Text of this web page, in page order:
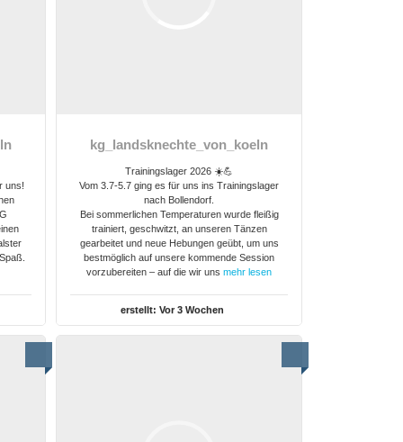
uns!
kg_landsknechte_von_koeln
Trainingslager 2026 ☀️💪
Vom 3.7-5.7 ging es für uns ins Trainingslager
nach Bollendorf.
Bei sommerlichen Temperaturen wurde fleißig
trainiert, geschwitzt, an unseren Tänzen
gearbeitet und neue Hebungen geübt, um uns
bestmöglich auf unsere kommende Session
vorzubereiten – auf die wir unsmehr lesen
erstellt: Vor 3 Wochen